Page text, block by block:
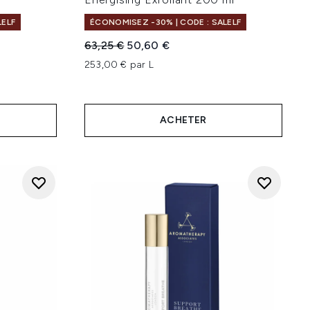
ÉCONOMISEZ -30% | CODE : SALELF
Prix de vente :
63,25 € Prix ​​actuel :
50,60 €
253,00 € par L
ACHETER